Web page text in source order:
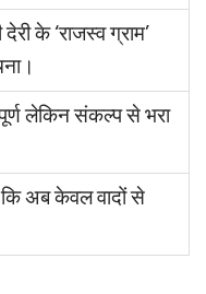
के ‘राजस्व ग्राम’
लेकिन संकल्प से भरा
अब केवल वादों से